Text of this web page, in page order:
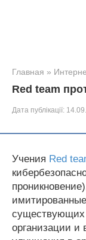
Главная »
Red team
Дата публікації:
Учения Red
существующих
организации и